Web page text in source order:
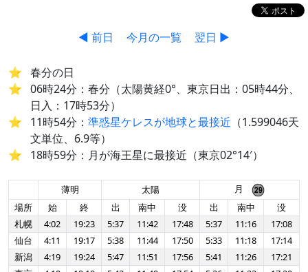
◀ 前日 今月の一覧 翌日 ▶
春分の日
06時24分：春分（太陽黄経0°、東京日出：05時44分、
日入：17時53分）
11時54分： 準惑星ケレスが地球と最接近 （1.599046天
文単位、6.9等）
18時59分：月が海王星に最接近（東京02°14′）
薄明 太陽
月
場所
始 終 出 南中 没 出 南中
没
札幌
4:02 19:23 5:37 11:42 17:48 5:37 11:16
17:08
仙台
4:11 19:17 5:38 11:44 17:50 5:33 11:18
17:14
新潟
4:19 19:24 5:47 11:51 17:56 5:41 11:26
17:21